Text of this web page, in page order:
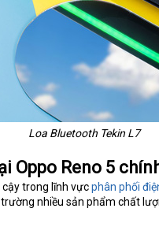
Loa Bluetooth Tekin L7
Oppo Reno 5
trong lĩnh vựcphân phối
nhiều sản phẩm chất